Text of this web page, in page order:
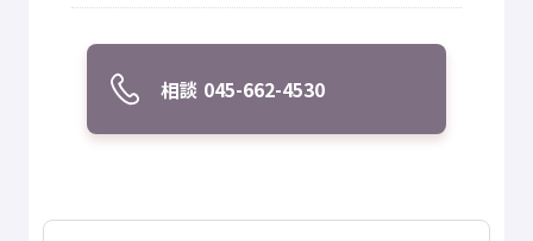
相談 045-662-4530